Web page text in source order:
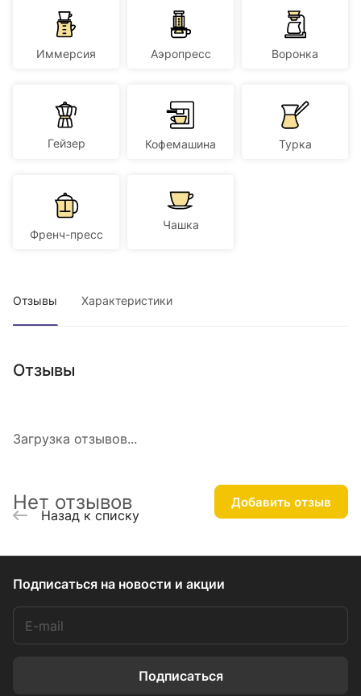
Иммерсия Аэропресс Воронка
Гейзер Кофемашина Турка
Френч-пресс
Чашка
Отзывы Характеристики
Отзывы
Загрузка отзывов...
Нет отзывов Добавить отзыв
Назад к списку
Подписаться на новости и акции
Подписаться